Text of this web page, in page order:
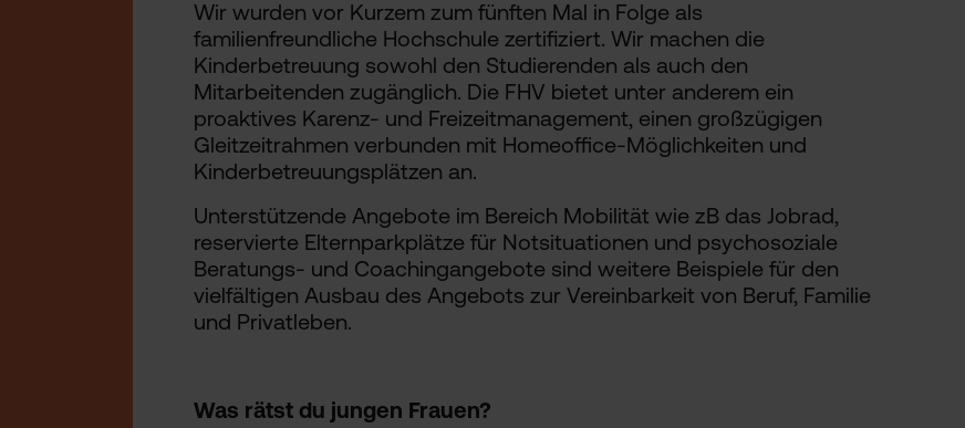
Wir wurden vor Kurzem zum fünften Mal in Folge als
familienfreundliche Hochschule zertifiziert. Wir machen die
Kinderbetreuung sowohl den Studierenden als auch den
Mitarbeitenden zugänglich. Die FHV bietet unter anderem ein
proaktives Karenz- und Freizeitmanagement, einen großzügigen
Gleitzeitrahmen verbunden mit Homeoffice-Möglichkeiten und
Kinderbetreuungsplätzen an.
Unterstützende Angebote im Bereich Mobilität wie zB das Jobrad,
reservierte Elternparkplätze für Notsituationen und psychosoziale
Beratungs- und Coachingangebote sind weitere Beispiele für den
vielfältigen Ausbau des Angebots zur Vereinbarkeit von Beruf, Familie
und Privatleben.
Was rätst du jungen Frauen?